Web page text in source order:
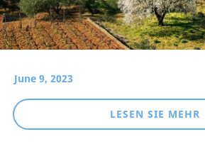
June 9, 2023
LESEN SIE MEHR